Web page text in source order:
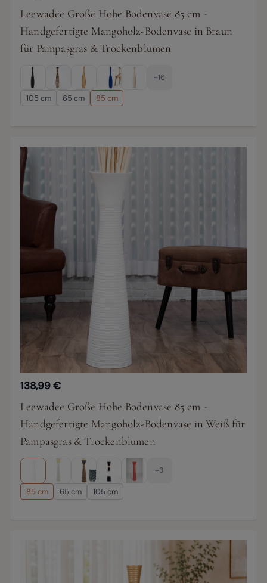
Leewadee Große Hohe Bodenvase 85 cm -
Handgefertigte Mangoholz-Bodenvase in Braun
für Pampasgras & Trockenblumen
+16
105 cm 65 cm 85 cm
138,99 €
Leewadee Große Hohe Bodenvase 85 cm -
Handgefertigte Mangoholz-Bodenvase in Weiß für
Pampasgras & Trockenblumen
+3
85 cm 65 cm 105 cm